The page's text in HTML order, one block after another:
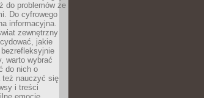
do problemów ze
Do cyfrowego
informacyjna.
zewnętrzny
jakie
warto wybrać
do nich o
też nauczyć się
i treści